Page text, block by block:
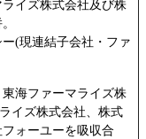
イズ株式会社及び株
(現連結子会社・ファ
海ファーマライズ株
イズ株式会社、株式
ォーユーを吸収合